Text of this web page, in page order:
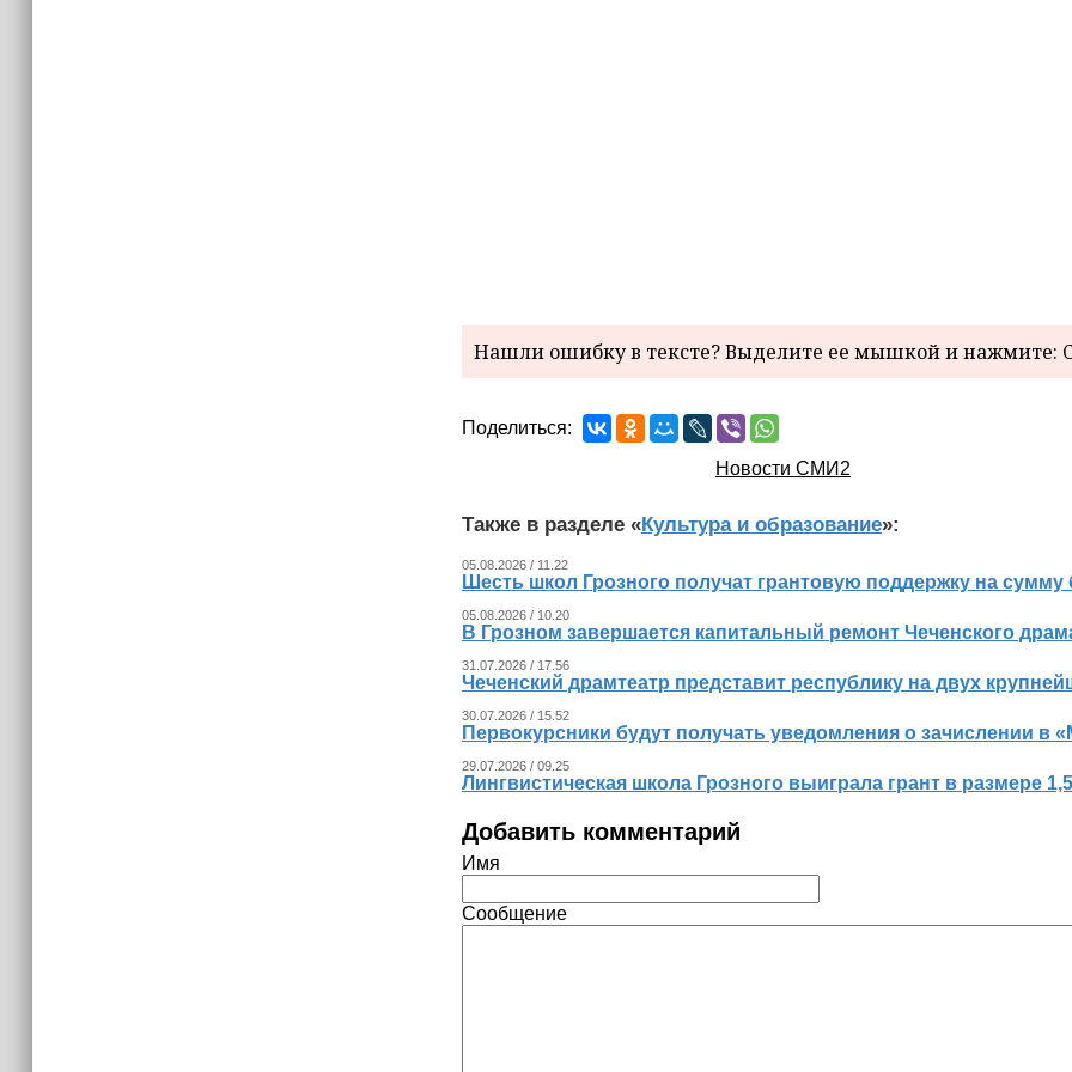
Нашли ошибку в тексте? Выделите ее мышкой и нажмите:
Поделиться:
Новости СМИ2
Также в разделе «Культура и образование»:
05.08.2026 / 11.22
Шесть школ Грозного получат грантовую поддержку на
05.08.2026 / 10.20
В Грозном завершается капитальный ремонт Чеченского
31.07.2026 / 17.56
Чеченский драмтеатр представит республику на двух
30.07.2026 / 15.52
Первокурсники будут получать уведомления о зачислении в
29.07.2026 / 09.25
Лингвистическая школа Грозного выиграла грант в размере
Добавить комментарий
Имя
Сообщение